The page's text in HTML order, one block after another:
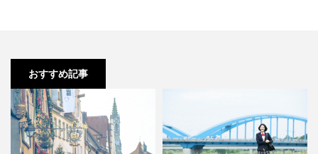
おすすめ記事